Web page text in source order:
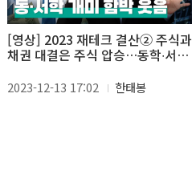
[영상] 2023 재테크 결산② 주식과
채권 대결은 주식 압승…동학∙서학
2023-12-13 17:02 한태봉